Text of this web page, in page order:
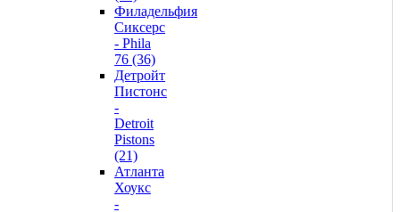
Филадельфия
Сиксерс
- Phila
76 (36)
Детройт
Пистонс
-
Detroit
Pistons
(21)
Атланта
Хоукс
-